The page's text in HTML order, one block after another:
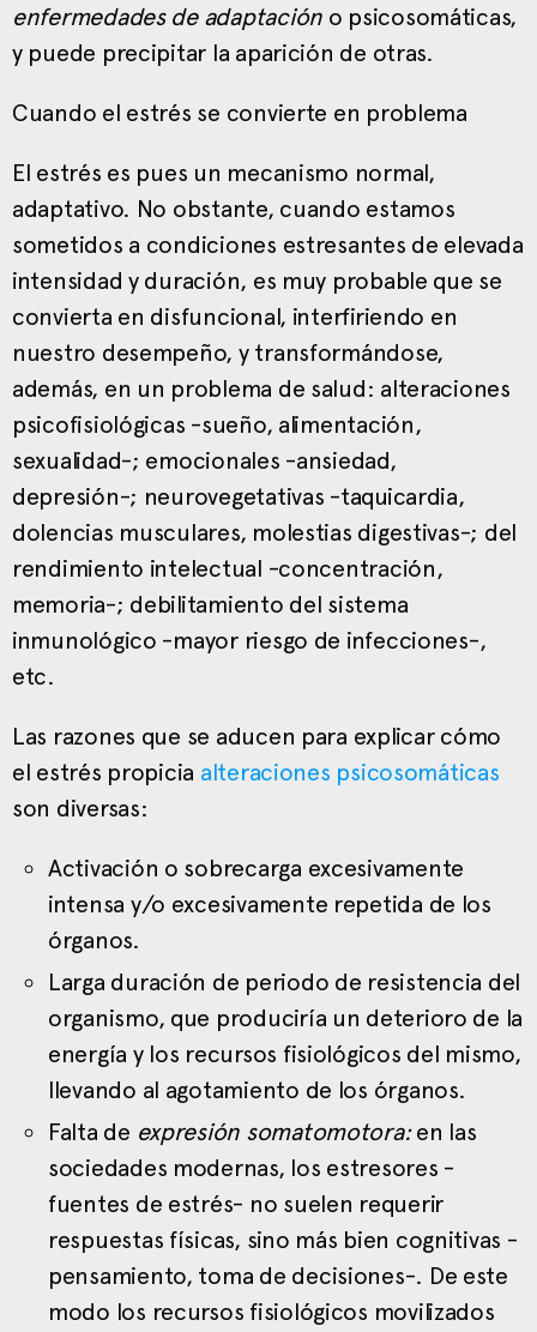
enfermedades de adaptacióno psicosomáticas,
y puede precipitar la aparición de otras.
Cuando el estrés se convierte en problema
El estrés es pues un mecanismo normal,
adaptativo. No obstante, cuando estamos
sometidos a condiciones estresantes de elevada
intensidad y duración, es muy probable que se
convierta en disfuncional, interfiriendo en
nuestro desempeño, y transformándose,
además, en un problema de salud: alteraciones
psicofisiológicas -sueño, alimentación,
sexualidad-; emocionales -ansiedad,
depresión-; neurovegetativas -taquicardia,
dolencias musculares, molestias digestivas-; del
rendimiento intelectual -concentración,
memoria-; debilitamiento del sistema
inmunológico -mayor riesgo de infecciones-,
etc.
Las razones que se aducen para explicar cómo
el estrés propicia alteraciones psicosomáticas
son diversas:
Activación o sobrecarga excesivamente
intensa y/o excesivamente repetida de los
órganos.
Larga duración de periodo de resistencia del
organismo, que produciría un deterioro de la
energía y los recursos fisiológicos del mismo,
llevando al agotamiento de los órganos.
Falta de expresión somatomotora:en las
sociedades modernas, los estresores -
fuentes de estrés- no suelen requerir
respuestas físicas, sino más bien cognitivas -
pensamiento, toma de decisiones-. De este
modo los recursos fisiológicos movilizados